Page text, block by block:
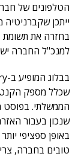
הטלפונים של
ייתכן
בחזרה את תשומת
למנכ"ל החברה
שכלל מספק
הממשלתי. בפוסט
שנכון בעבור
באופן ספציפי
טובים בחברה,